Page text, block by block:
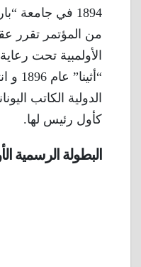
1894 في جامعة
من المؤتمر تقرر
الأولمبية تحت
الدولية الكاتب
كأول رئيس لها.
البطولة الرسمية